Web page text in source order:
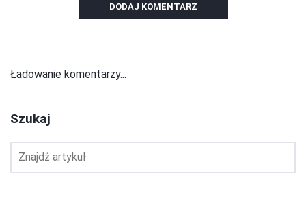
DODAJ KOMENTARZ
Ładowanie komentarzy...
Szukaj